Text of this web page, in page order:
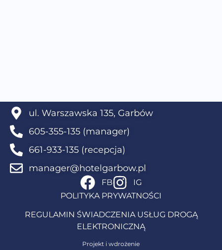
ul. Warszawska 135, Garbów
605-355-135 (manager)
661-933-135 (recepcja)
manager@hotelgarbow.pl
FB
IG
POLITYKA PRYWATNOŚCI
REGULAMIN ŚWIADCZENIA USŁUG DROGĄ
ELEKTRONICZNĄ
Projekt i wdrożenie